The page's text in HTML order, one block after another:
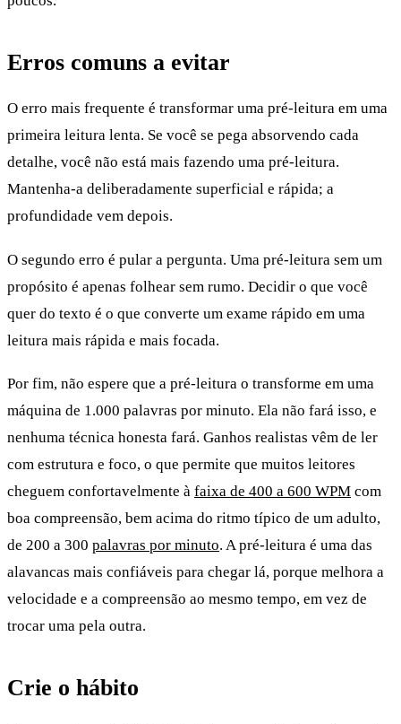
Erros comuns a evitar
O erro mais frequente é transformar uma pré-leitura em uma
primeira leitura lenta. Se você se pega absorvendo cada
detalhe, você não está mais fazendo uma pré-leitura.
Mantenha-a deliberadamente superficial e rápida; a
profundidade vem depois.
O segundo erro é pular a pergunta. Uma pré-leitura sem um
propósito é apenas folhear sem rumo. Decidir o que você
quer do texto é o que converte um exame rápido em uma
leitura mais rápida e mais focada.
Por fim, não espere que a pré-leitura o transforme em uma
máquina de 1.000 palavras por minuto. Ela não fará isso, e
nenhuma técnica honesta fará. Ganhos realistas vêm de ler
com estrutura e foco, o que permite que muitos leitores
cheguem confortavelmente à faixa de 400 a 600 WPM com
boa compreensão, bem acima do ritmo típico de um adulto,
de 200 a 300 palavras por minuto. A pré-leitura é uma das
alavancas mais confiáveis para chegar lá, porque melhora a
velocidade e a compreensão ao mesmo tempo, em vez de
trocar uma pela outra.
Crie o hábito